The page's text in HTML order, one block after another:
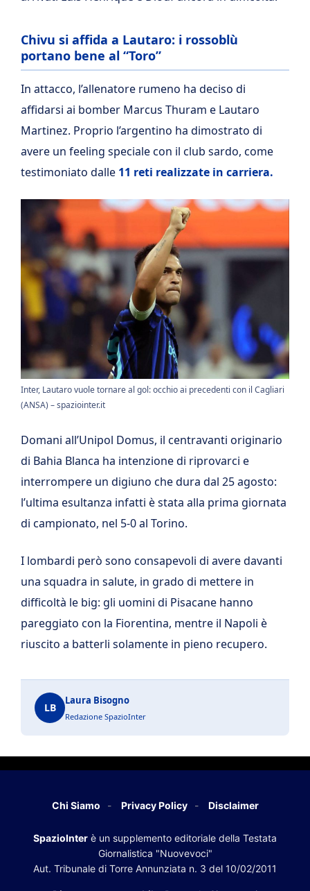
Chivu si affida a Lautaro: i rossoblù
portano bene al “Toro”
In attacco, l’allenatore rumeno ha deciso di
affidarsi ai bomber Marcus Thuram e Lautaro
Martinez. Proprio l’argentino ha dimostrato di
avere un feeling speciale con il club sardo, come
testimoniato dalle 11 reti realizzate in carriera.
Inter, Lautaro vuole tornare al gol: occhio ai precedenti con il Cagliari
(ANSA) – spaziointer.it
Domani all’Unipol Domus, il centravanti originario
di Bahia Blanca ha intenzione di riprovarci e
interrompere un digiuno che dura dal 25 agosto:
l’ultima esultanza infatti è stata alla prima giornata
di campionato, nel 5-0 al Torino.
I lombardi però sono consapevoli di avere davanti
una squadra in salute, in grado di mettere in
difficoltà le big: gli uomini di Pisacane hanno
pareggiato con la Fiorentina, mentre il Napoli è
riuscito a batterli solamente in pieno recupero.
LB
Laura Bisogno
Redazione SpazioInter
Chi Siamo Privacy Policy Disclaimer
SpazioInter è un supplemento editoriale della Testata
Giornalistica "Nuovevoci"
Aut. Tribunale di Torre Annunziata n. 3 del 10/02/2011